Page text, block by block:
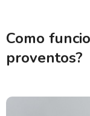
Como
proventos?